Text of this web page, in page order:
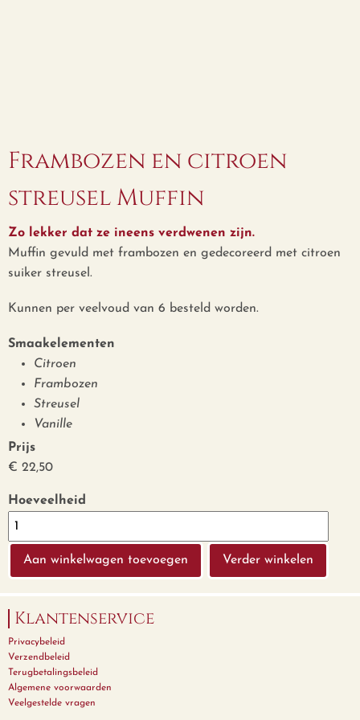
Frambozen en citroen
streusel Muffin
Zo lekker dat ze ineens verdwenen zijn.
Muffin gevuld met frambozen en gedecoreerd met citroen
suiker streusel.
Kunnen per veelvoud van 6 besteld worden.
Smaakelementen
Citroen
Frambozen
Streusel
Vanille
Prijs
€ 22,50
Hoeveelheid
Verder winkelen
Klantenservice
Privacybeleid
Verzendbeleid
Terugbetalingsbeleid
Algemene voorwaarden
Veelgestelde vragen